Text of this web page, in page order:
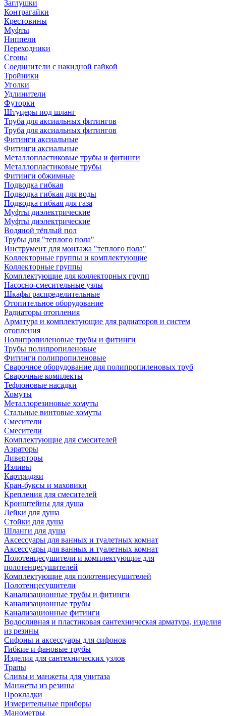
Заглушки
Контрагайки
Крестовины
Муфты
Ниппели
Переходники
Сгоны
Соединители с накидной гайкой
Тройники
Уголки
Удлинители
Футорки
Штуцеры под шланг
Труба для аксиальных фитингов
Труба для аксиальных фитингов
Фитинги аксиальные
Фитинги аксиальные
Металлопластиковые трубы и фитинги
Металлопластиковые трубы
Фитинги обжимные
Подводка гибкая
Подводка гибкая для воды
Подводка гибкая для газа
Муфты диэлектрические
Муфты диэлектрические
Водяной тёплый пол
Трубы для "теплого пола"
Инструмент для монтажа "теплого пола"
Коллекторные группы и комплектующие
Коллекторные группы
Комплектующие для коллекторных групп
Насосно-смесительные узлы
Шкафы распределительные
Отопительное оборудование
Радиаторы отопления
Арматура и комплектующие для радиаторов и систем
отопления
Полипропиленовые трубы и фитинги
Трубы полипропиленовые
Фитинги полипропиленовые
Сварочное оборудование для полипропиленовых труб
Сварочные комплекты
Тефлоновые насадки
Хомуты
Металлорезиновые хомуты
Стальные винтовые хомуты
Смесители
Смесители
Комплектующие для смесителей
Аэраторы
Диверторы
Изливы
Картриджи
Кран-буксы и маховики
Крепления для смесителей
Кронштейны для душа
Лейки для душа
Стойки для душа
Шланги для душа
Аксессуары для ванных и туалетных комнат
Аксессуары для ванных и туалетных комнат
Полотенцесушители и комплектующие для
полотенцесушителей
Комплектующие для полотенцесушителей
Полотенцесушители
Канализационные трубы и фитинги
Канализационные трубы
Канализационные фитинги
Водосливная и пластиковая сантехническая арматура, изделия
из резины
Сифоны и аксессуары для сифонов
Гибкие и фановые трубы
Изделия для сантехнических узлов
Трапы
Сливы и манжеты для унитаза
Манжеты из резины
Прокладки
Измерительные приборы
Манометры